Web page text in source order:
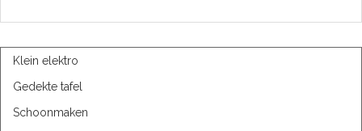
Klein elektro
Gedekte tafel
Schoonmaken